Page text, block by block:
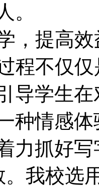
。
，提高效
程不仅仅
导学生
种情感
力抓好
我校选